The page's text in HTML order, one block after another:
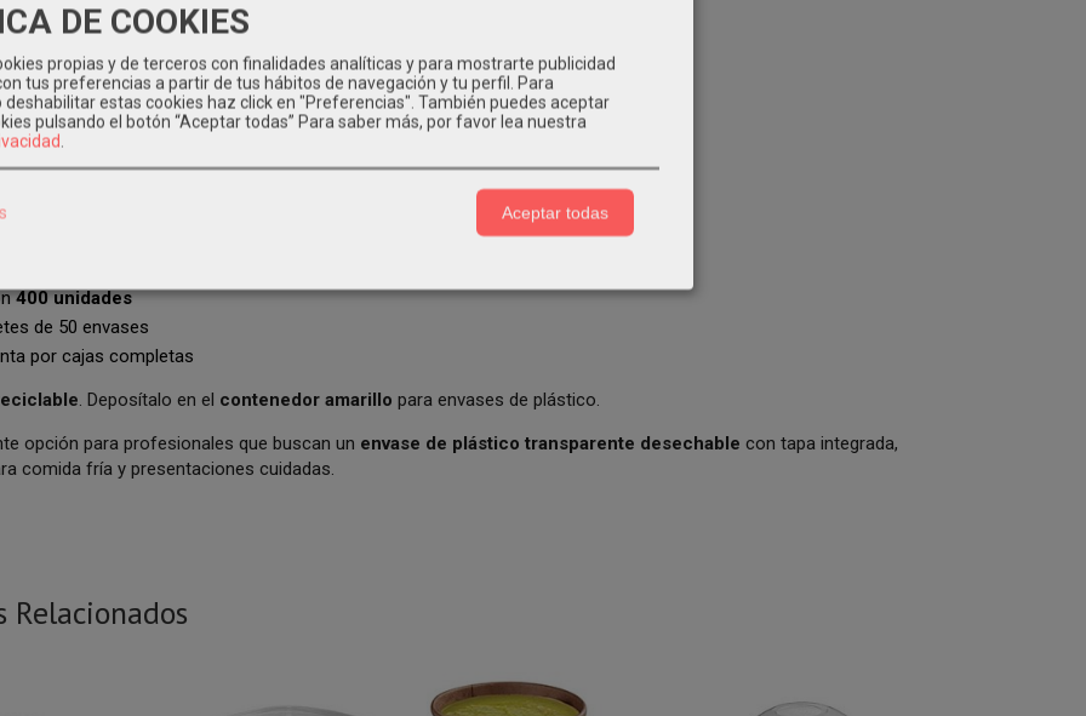
principales
de plástico rPET bisagra oval de 1000 ml
contapa incorporada
alimentos fríos y take away
y cierre seguro
400 unidades
de 50 envases
por cajas completas
. Deposítalo en el contenedor amarillo para envases de plástico.
opción para profesionales que buscan un envase de plástico transparente desechable con tapa integrada,
comida fría y presentaciones cuidadas.
Relacionados
DE COOKIES
propias y de terceros con finalidades analíticas y para mostrarte publicidad
tus preferencias a partir de tus hábitos de navegación y tu perfil. Para
deshabilitar estas cookies haz click en "Preferencias". También puedes aceptar
pulsando el botón “Aceptar todas” Para saber más, por favor lea nuestra
Aceptar todas